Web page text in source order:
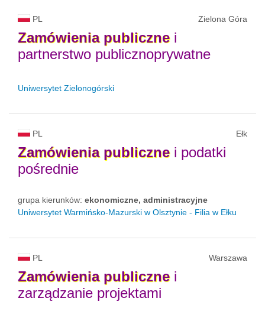
PL Zielona Góra
Zamówienia publicznei
partnerstwo publicznoprywatne
Uniwersytet Zielonogórski
PL Ełk
Zamówienia publicznei podatki
pośrednie
grupa kierunków: ekonomiczne, administracyjne
Uniwersytet Warmińsko-Mazurski w Olsztynie - Filia w Ełku
PL Warszawa
Zamówienia publicznei
zarządzanie projektami